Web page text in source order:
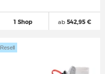
1 Shop ab542,95 €
Resell